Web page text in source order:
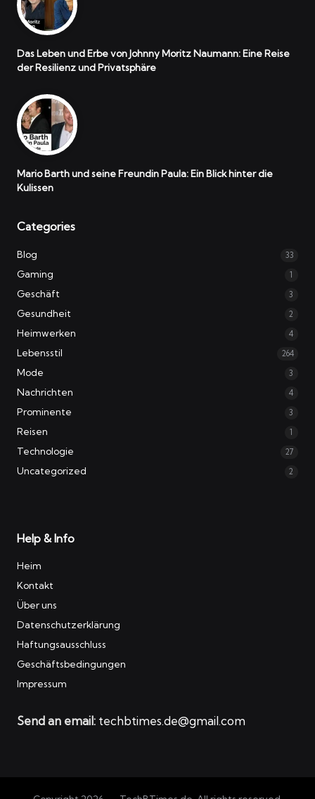
Das Leben und Erbe von Johnny Moritz Naumann: Eine Reise
der Resilienz und Privatsphäre
Mario Barth und seine Freundin Paula: Ein Blick hinter die
Kulissen
Categories
Blog 33
Gaming 1
Geschäft 3
Gesundheit 2
Heimwerken 4
Lebensstil 264
Mode 3
Nachrichten 4
Prominente 3
Reisen 1
Technologie 27
Uncategorized 2
Help & Info
Heim
Kontakt
Über uns
Datenschutzerklärung
Haftungsausschluss
Geschäftsbedingungen
Impressum
Send an email: techbtimes.de@gmail.com